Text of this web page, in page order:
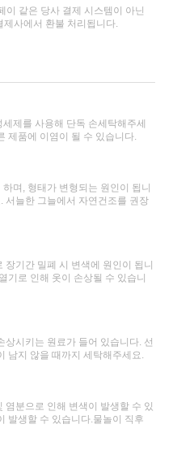
이 같은 당사 결제 시스템이 아닌
사에서 환불 처리됩니다.
제를 사용해 단독 손세탁해주세
제품에 이염이 될 수 있습니다.
며, 형태가 변형되는 원인이 됩니
서늘한 그늘에서 자연건조를 권장
기간 밀폐 시 변색에 원인이 됩니
기로 인해 옷이 손상될 수 있습니
상시키는 원료가 들어 있습니다. 선
남지 않을 때까지 세탁해주세요.
염분으로 인해 변색이 발생할 수 있
발생할 수 있습니다.물놀이 직후